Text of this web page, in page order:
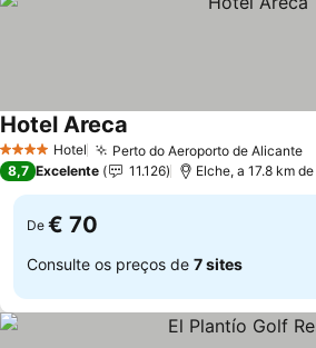
4 EstrelasHotel Perto do Aeroporto de Alicante
Hotel Areca
8,7 Excelente 11.126 Elche, a 17.8 km
De € 70
Consulte os preços de 7 sites